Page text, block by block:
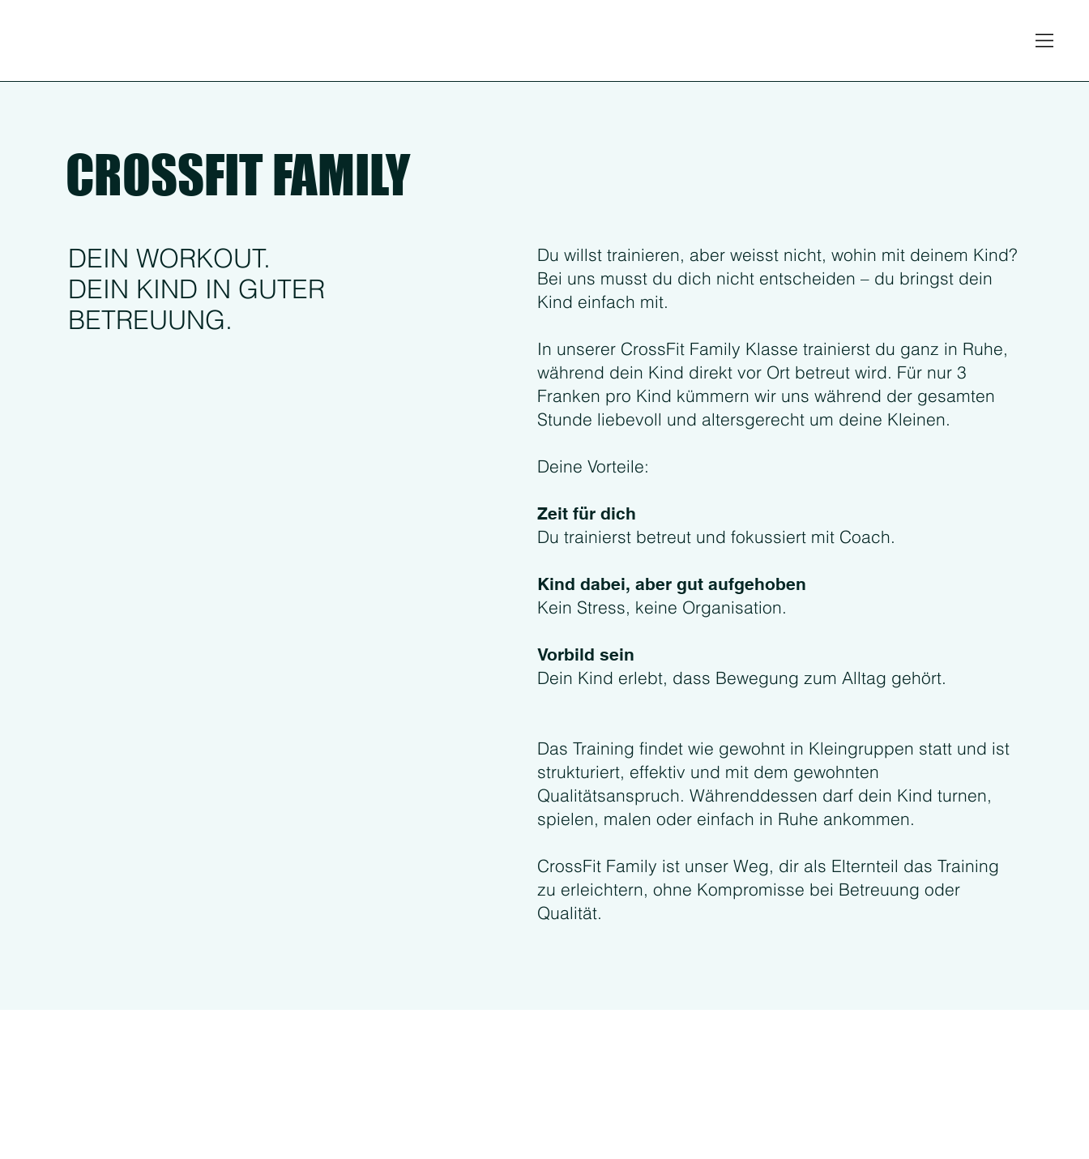
CROSSFIT FAMILY
DEIN WORKOUT.
DEIN KIND IN GUTER
BETREUUNG.
Du willst trainieren, aber weisst nicht, wohin mit deinem Kind?
Bei uns musst du dich nicht entscheiden – du bringst dein
Kind einfach mit.
In unserer CrossFit Family Klasse trainierst du ganz in Ruhe,
während dein Kind direkt vor Ort betreut wird. Für nur 3
Franken pro Kind kümmern wir uns während der gesamten
Stunde liebevoll und altersgerecht um deine Kleinen.
Deine Vorteile:
Zeit für dich
Du trainierst betreut und fokussiert mit Coach.
Kind dabei, aber gut aufgehoben
Kein Stress, keine Organisation.
Vorbild sein
Dein Kind erlebt, dass Bewegung zum Alltag gehört.
Das Training findet wie gewohnt in Kleingruppen statt und ist
strukturiert, effektiv und mit dem gewohnten
Qualitätsanspruch. Währenddessen darf dein Kind turnen,
spielen, malen oder einfach in Ruhe ankommen.
CrossFit Family ist unser Weg, dir als Elternteil das Training
zu erleichtern, ohne Kompromisse bei Betreuung oder
Qualität.